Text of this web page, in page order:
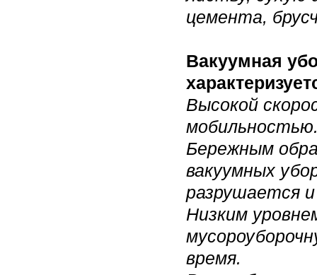
цемента,
Вакуумная
Высокой
Бережным
вакуумных
разрушается
Низким
время.